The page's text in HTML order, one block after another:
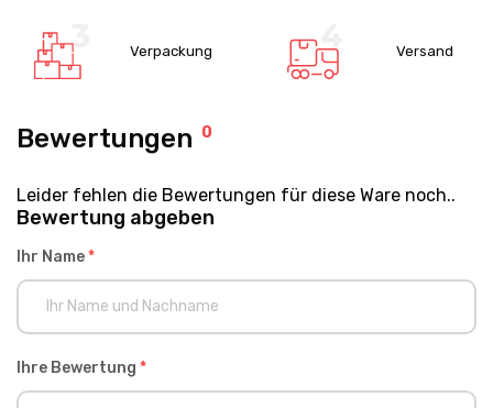
Verpackung Versand
Bewertungen 0
Leider fehlen die Bewertungen für diese Ware noch..
Bewertung abgeben
Ihr Name*
Ihre Bewertung *